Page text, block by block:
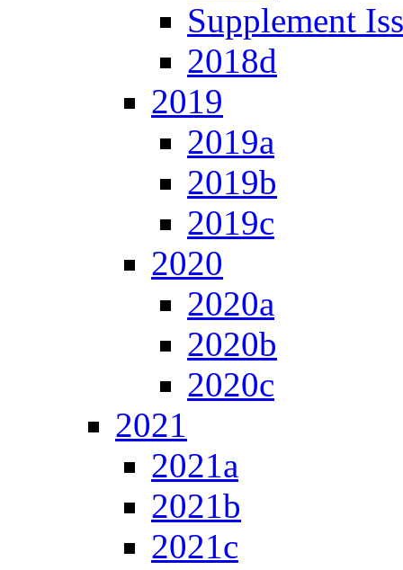
Supplement
2018d
2019
2019a
2019b
2019c
2020
2020a
2020b
2020c
2021
2021a
2021b
2021c